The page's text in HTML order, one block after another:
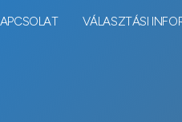
VÁLASZTÁSI